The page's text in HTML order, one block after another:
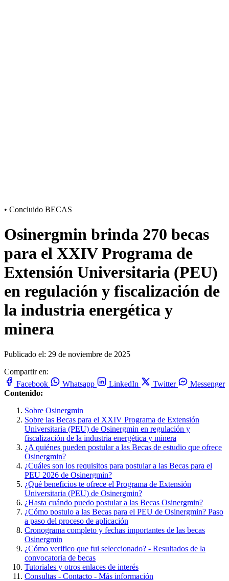
• Concluido BECAS
Osinergmin brinda 270 becas
para el XXIV Programa de
Extensión Universitaria (PEU)
en regulación y fiscalización de
la industria energética y
minera
Publicado el: 29 de noviembre de 2025
Compartir en:
Facebook
Whatsapp LinkedIn Twitter
Messenger
Contenido:
Sobre Osinergmin
Sobre las Becas para el XXIV Programa de Extensión
Universitaria (PEU) de Osinergmin en regulación y
fiscalización de la industria energética y minera
¿A quiénes pueden postular a las Becas de estudio que ofrece
Osinergmin?
¿Cuáles son los requisitos para postular a las Becas para el
PEU 2026 de Osinergmin?
¿Qué beneficios te ofrece el Programa de Extensión
Universitaria (PEU) de Osinergmin?
¿Hasta cuándo puedo postular a las Becas Osinergmin?
¿Cómo postulo a las Becas para el PEU de Osinergmin? Paso
a paso del proceso de aplicación
Cronograma completo y fechas importantes de las becas
Osinergmin
¿Cómo verifico que fui seleccionado? - Resultados de la
convocatoria de becas
Tutoriales y otros enlaces de interés
Consultas - Contacto - Más información